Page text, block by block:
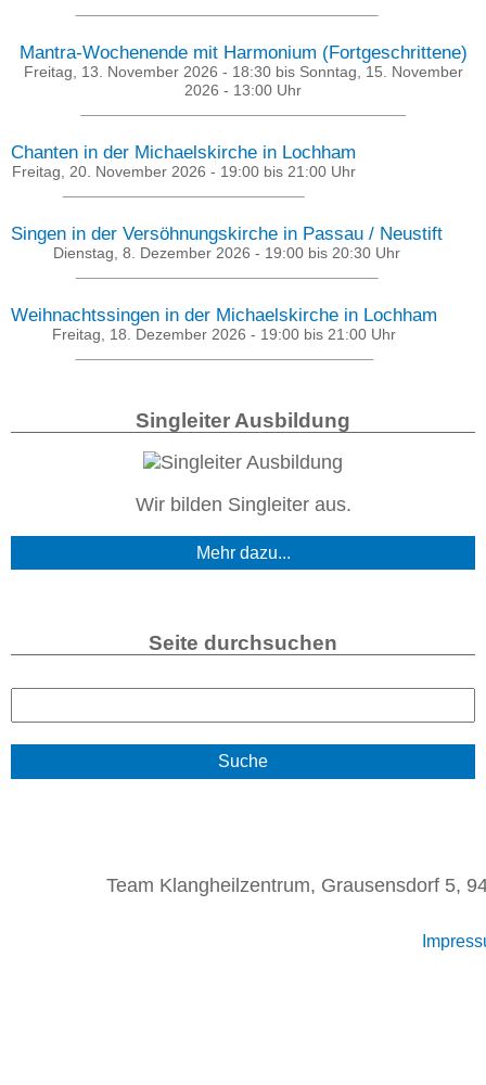
Mantra-Wochenende mit Harmonium (Fortgeschrittene)
Freitag, 13. November 2026 - 18:30bis Sonntag, 15. November
2026 - 13:00 Uhr
Chanten in der Michaelskirche in Lochham
Freitag, 20. November 2026 - 19:00bis 21:00Uhr
Singen in der Versöhnungskirche in Passau / Neustift
Dienstag, 8. Dezember 2026 - 19:00 bis 20:30 Uhr
Weihnachtssingen in der Michaelskirche in Lochham
Freitag, 18. Dezember 2026 - 19:00 bis 21:00 Uhr
Singleiter Ausbildung
Wir bilden Singleiter aus.
Mehr dazu...
Seite durchsuchen
S
c
Team Klangheilzentrum, Grausensdorf 5,